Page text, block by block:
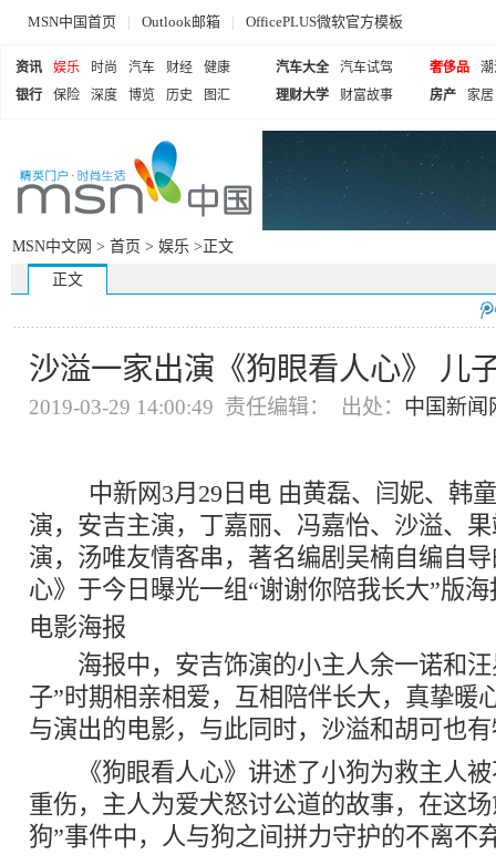
MSN中国首页 | Outlook邮箱 | OfficePLUS微软官方模板
资讯 娱乐 时尚 汽车 财经
健康
银行
保险 深度 博览 历史 图汇
汽车大全
汽车试驾
理财大学
财富故事
奢侈品
房产
家居
MSN中文网 > 首页 > 娱乐 >正文
正文
沙溢一家出演《狗眼看人心》 儿
2019-03-29 14:00:49 责任编辑： 出处： 中国新闻
中新网3月29日电 由黄磊、闫妮、韩
演，安吉主演，丁嘉丽、冯嘉怡、沙溢、
演，汤唯友情客串，著名编剧吴楠自编自
心》于今日曝光一组“谢谢你陪我长大”版海
电影海报
海报中，安吉饰演的小主人余一诺和汪
子”时期相亲相爱，互相陪伴长大，真挚暖
与演出的电影，与此同时，沙溢和胡可也
《狗眼看人心》讲述了小狗为救主人被
重伤，主人为爱犬怒讨公道的故事，在这
狗”事件中，人与狗之间拼力守护的不离不